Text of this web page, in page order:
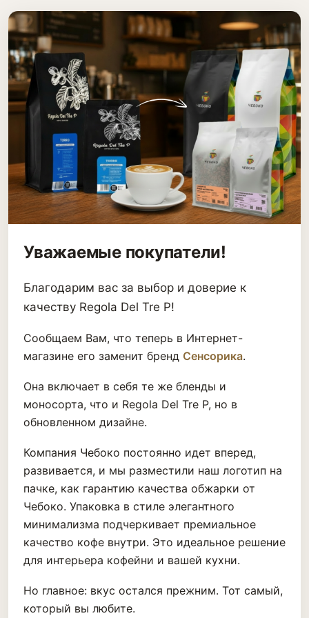
Уважаемые покупатели!
Благодарим вас за выбор и доверие к
качеству Regola Del Tre P!
Сообщаем Вам, что теперь в Интернет-
магазине его заменит бренд Сенсорика.
Она включает в себя те же бленды и
моносорта, что и Regola Del Tre P, но в
обновленном дизайне.
Компания Чебоко постоянно идет вперед,
развивается, и мы разместили наш логотип на
пачке, как гарантию качества обжарки от
Чебоко. Упаковка в стиле элегантного
минимализма подчеркивает премиальное
качество кофе внутри. Это идеальное решение
для интерьера кофейни и вашей кухни.
Но главное: вкус остался прежним. Тот самый,
который вы любите.